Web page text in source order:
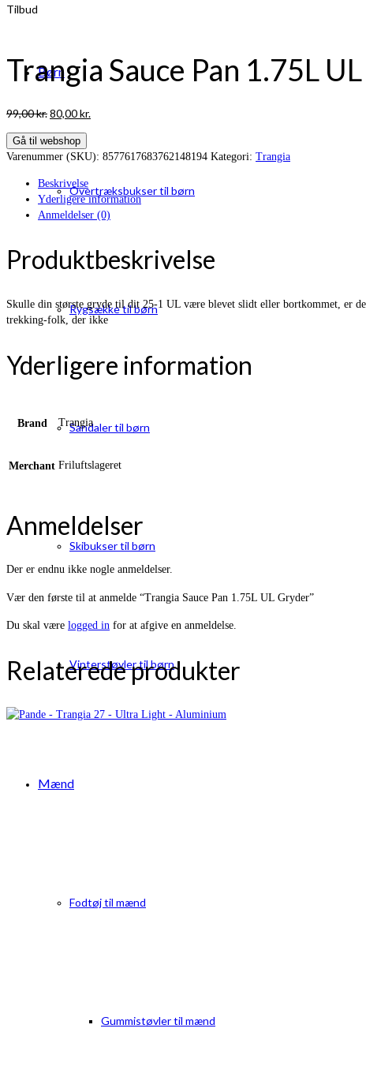
Børn
Overtræksbukser til børn
Rygsække til børn
Sandaler til børn
Skibukser til børn
Vinterstøvler til børn
Mænd
Fodtøj til mænd
Gummistøvler til mænd
Tilbud
Trangia Sauce Pan 1.75L
99,00kr.Den
pris
var:
80,00kr.
er:
Gå til webshop
Varenummer (SKU): 8577617683762148194 Kategori: Trangia
Beskrivelse
Yderligere information
Anmeldelser (0)
Produktbeskrivelse
Skulle din største gryde til dit 25-1 UL være blevet slidt eller bortkommet, er
trekking-folk, der ikke
Yderligere information
Brand Trangia
Merchant Friluftslageret
Anmeldelser
Der er endnu ikke nogle anmeldelser.
Vær den første til at anmelde “Trangia Sauce Pan 1.75L UL Gryder”
Du skal være logged in for at afgive en anmeldelse.
Relaterede produkter